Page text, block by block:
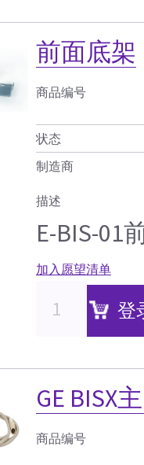
前面底架
商品编号
状态
制造商
描述
E-BIS-01
加入愿望清单
登
GE BISX
商品编号